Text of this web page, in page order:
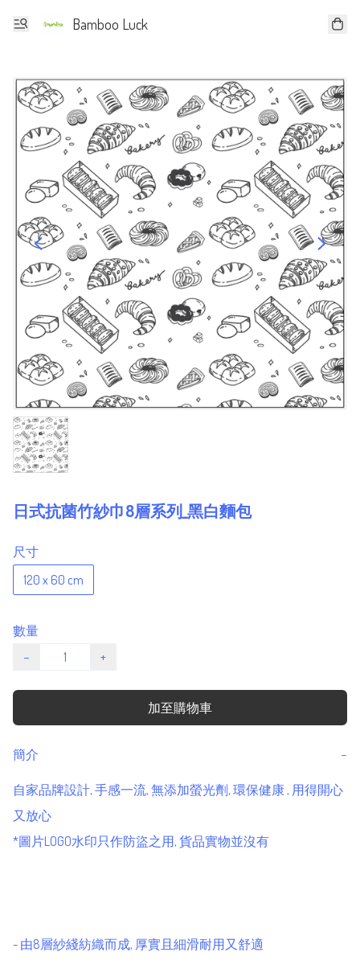
Bamboo Luck
日式抗菌竹紗巾8層系列_黑白麵包
尺寸
120 x 60 cm
數量
−
+
加至購物車
簡介 −
自家品牌設計, 手感一流, 無添加螢光劑, 環保健康 , 用得開心
又放心
*圖片LOGO水印只作防盜之用, 貨品實物並沒有
- 由8層紗綫紡織而成, 厚實且細滑耐用又舒適